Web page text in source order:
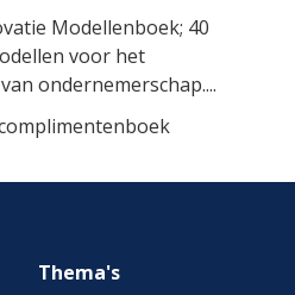
Modellenboek; 40
voor het
ondernemerschap....
Thema's